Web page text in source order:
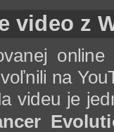
video z
na
videu je